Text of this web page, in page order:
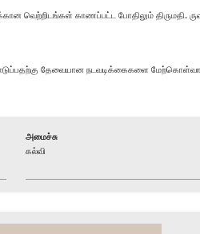
வெற்றிடங்கள் காணப்பட்ட போதிலும் திருமதி.
தேவையான நடவடிக்கைகளை
அமைச்சு
கல்வி